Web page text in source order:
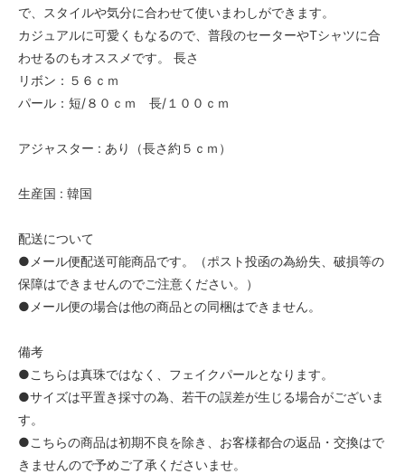
で、スタイルや気分に合わせて使いまわしができます。
カジュアルに可愛くもなるので、普段のセーターやTシャツに合
わせるのもオススメです。 長さ
リボン：５６ｃｍ
パール：短/８０ｃｍ 長/１００ｃｍ
アジャスター : あり（長さ約５ｃｍ）
生産国 : 韓国
配送について
●メール便配送可能商品です。（ポスト投函の為紛失、破損等の
保障はできませんのでご注意ください。）
●メール便の場合は他の商品との同梱はできません。
備考
●こちらは真珠ではなく、フェイクパールとなります。
●サイズは平置き採寸の為、若干の誤差が生じる場合がございま
す。
●こちらの商品は初期不良を除き、お客様都合の返品・交換はで
きませんので予めご了承くださいませ。